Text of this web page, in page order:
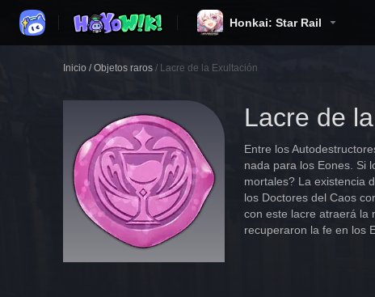
Honkai: Star Rail
Inicio / Objetos raros / Lacre de la Exultación
Lacre de
Entre los
nada para los Eones. Si
mortales? La existencia
los Doctores del Caos
con este lacre atraerá la
recuperaron la fe en los